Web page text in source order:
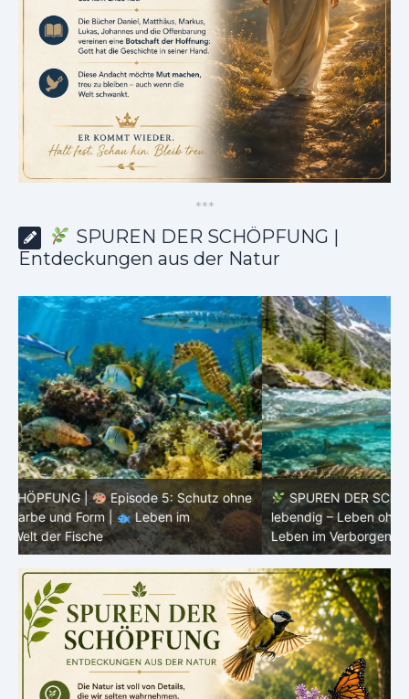
***
SPUREN DER SCHÖPFUNG |
Entdeckungen aus der Natur
SPUREN DER SCHÖPFUNG |
Episode 4: Kalt, aber
lebendig – Leben ohne konstante Körpertemperatur |
Leben im Verborgenen – Die Welt der Fische